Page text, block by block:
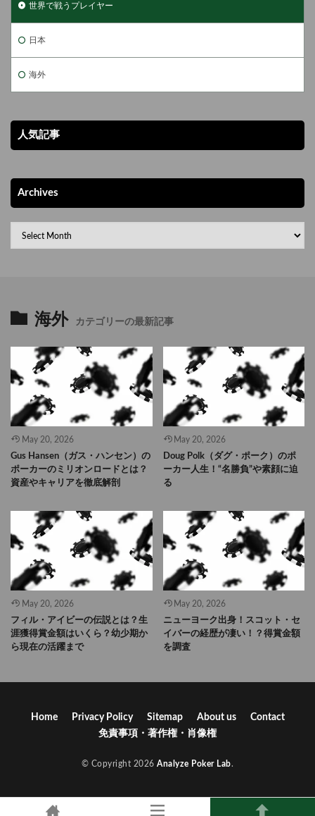
世界で戦うプレイヤー
日本
海外
人気記事
Archives
海外 カテゴリーの最新記事
May 20, 2026
Gus Hansen（ガス・ハンセン）の
ポーカーのミリオンロードとは？
資産やキャリアを徹底解剖
May 20, 2026
Doug Polk（ダグ・ポーク）のポ
ーカー人生！“名勝負”や素顔に迫
る
May 20, 2026
フィル・アイビーの伝説とは？生
涯獲得賞金額はいくら？幼少期か
ら現在の活躍まで
May 20, 2026
ニューヨーク出身！スコット・セ
イバーの経歴が凄い！？得賞金額
を調査
Home Privacy Policy Sitemap About us
Contact
免責事項・著作権・肖像権
© Copyright 2026Analyze Poker Lab.